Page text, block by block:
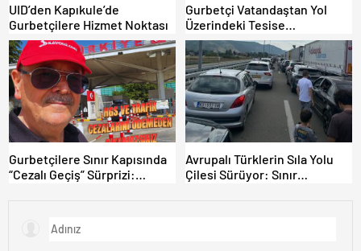
UID’den Kapıkule’de
Gurbetçilere Hizmet Noktası
Gurbetçi Vatandaştan Yol
Üzerindeki Tesise
Dolandırıcılık İddiası:
“Hesabınızı Mutlaka Kontrol
Edin”
Gurbetçilere Sınır Kapısında
“Cezalı Geçiş” Sürprizi:
Avrupalı Türklerin Sıla Yolu
Çilesi Sürüyor: Sınır